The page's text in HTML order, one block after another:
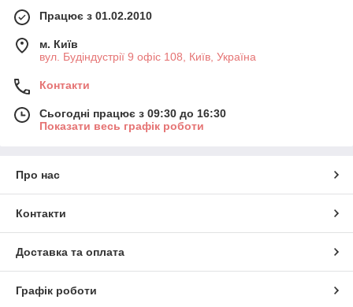
Працює з 01.02.2010
м. Київ
вул. Будіндустрії 9 офіс 108, Київ, Україна
Контакти
Сьогодні працює з 09:30 до 16:30
Показати весь графік роботи
Про нас
Контакти
Доставка та оплата
Графік роботи